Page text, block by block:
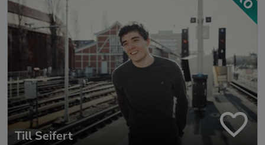
Till Seifert